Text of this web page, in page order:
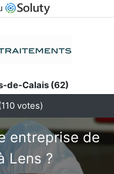
de-Calais (62)
110 votes)
entreprise de
Lens ?